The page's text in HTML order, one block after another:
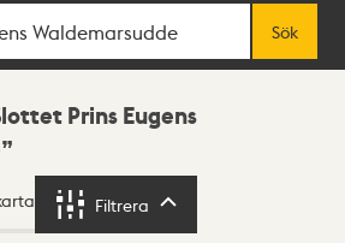
Sök
Prins Eugens
Filtrera